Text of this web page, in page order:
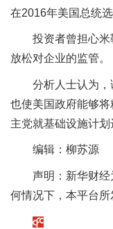
在2016年美国总统选
投资者曾担心
放松对企业的监管。
分析人士认为，
也使美国政府能够
主党就基础设施计划
编辑：柳苏源
声明：新华财
何情况下，本平台所